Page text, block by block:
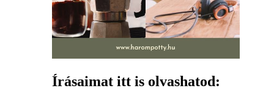
Írásaimat itt is olvashatod: